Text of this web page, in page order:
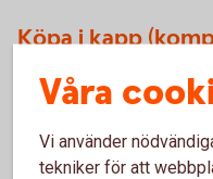
Köpa i kapp
Extrainsättning till
pensionering eller
Köpa i kapp
Våra
Vi använder
tekniker för att